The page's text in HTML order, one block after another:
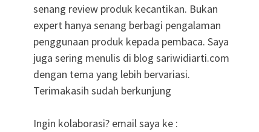
senang review produk kecantikan. Bukan
expert hanya senang berbagi pengalaman
penggunaan produk kepada pembaca. Saya
juga sering menulis di blog sariwidiarti.com
dengan tema yang lebih bervariasi.
Terimakasih sudah berkunjung
Ingin kolaborasi? email saya ke :